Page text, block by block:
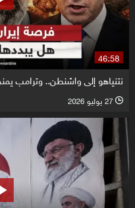
46:58
نتنياهو إلى واشنطن.. وترامب
l 27 يوليو 2026